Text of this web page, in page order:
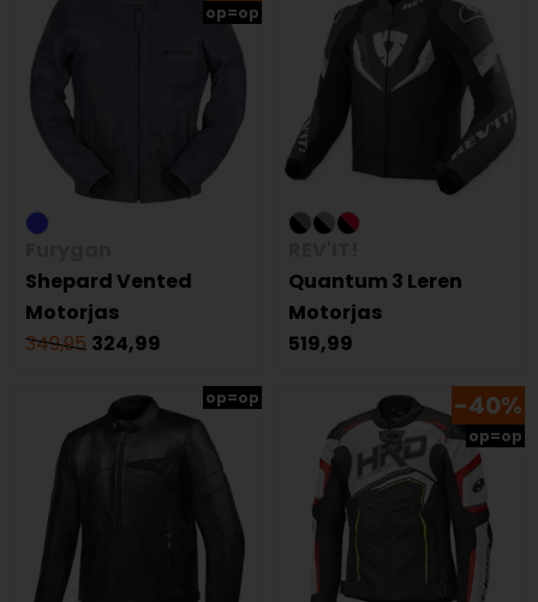
op=op
Shepard Vented
Motorjas
349,95 324,99
Quantum 3 Leren
Motorjas
519,99
op=op -40%
op=op